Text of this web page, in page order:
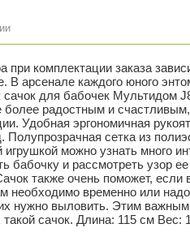
при комплектации заказа
В арсенале каждого юного
сачок для бабочек Мультидом
более радостным и
Удобная эргономичная
сетка из
можно узнать много
бабочку и рассмотреть узор
также очень поможет, если
необходимо временно или
нужно выловить. Этим
сачок. Длина: 115 см Вес: